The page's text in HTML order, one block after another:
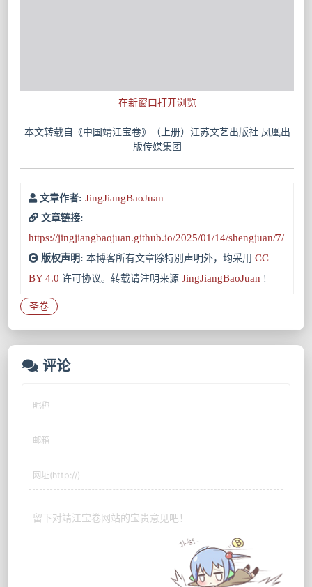
在新窗口打开浏览
本文转载自《中国靖江宝卷》（上册）江苏文艺出版社 凤凰出
版传媒集团
文章作者: JingJiangBaoJuan
文章链接:
https://jingjiangbaojuan.github.io/2025/01/14/shengjuan/7/
版权声明: 本博客所有文章除特別声明外，均采用CC
BY 4.0 许可协议。转载请注明来源JingJiangBaoJuan !
圣卷
评论